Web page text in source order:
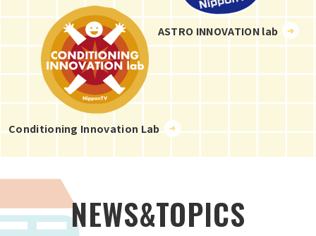
ASTRO INNOVATION lab
Conditioning Innovation Lab
NEWS&TOPICS